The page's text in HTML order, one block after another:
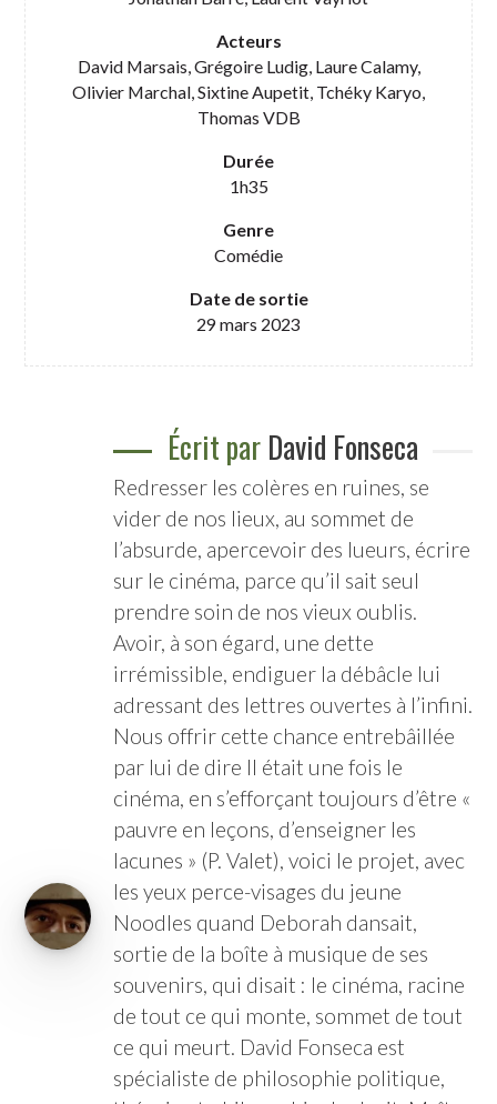
Acteurs
David Marsais, Grégoire Ludig, Laure Calamy,
Olivier Marchal, Sixtine Aupetit, Tchéky Karyo,
Thomas VDB
Durée
1h35
Genre
Comédie
Date de sortie
29 mars 2023
Écrit par David Fonseca
Redresser les colères en ruines, se
vider de nos lieux, au sommet de
l’absurde, apercevoir des lueurs, écrire
sur le cinéma, parce qu’il sait seul
prendre soin de nos vieux oublis.
Avoir, à son égard, une dette
irrémissible, endiguer la débâcle lui
adressant des lettres ouvertes à l’infini.
Nous offrir cette chance entrebâillée
par lui de dire Il était une fois le
cinéma, en s’efforçant toujours d’être «
pauvre en leçons, d’enseigner les
lacunes » (P. Valet), voici le projet, avec
les yeux perce-visages du jeune
Noodles quand Deborah dansait,
sortie de la boîte à musique de ses
souvenirs, qui disait : le cinéma, racine
de tout ce qui monte, sommet de tout
ce qui meurt. David Fonseca est
spécialiste de philosophie politique,